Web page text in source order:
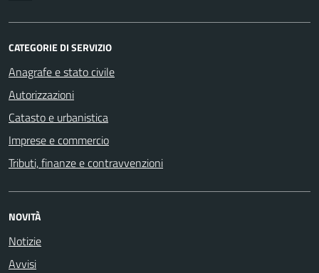
CATEGORIE DI SERVIZIO
Anagrafe e stato civile
Autorizzazioni
Catasto e urbanistica
Imprese e commercio
Tributi, finanze e contravvenzioni
NOVITÀ
Notizie
Avvisi